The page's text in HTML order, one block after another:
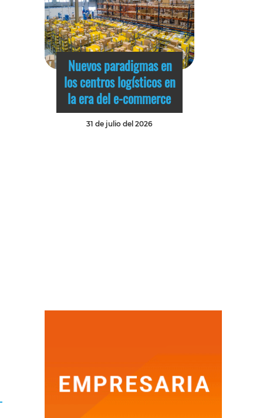
Nuevos paradigmas en
los centros logísticos en
la era del e-commerce
31 de julio del 2026